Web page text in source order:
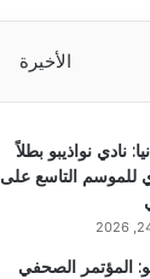
الأخيرة
نادي نواذيبو بطلاً
للموسم التاسع على
المؤتمر الصحفي